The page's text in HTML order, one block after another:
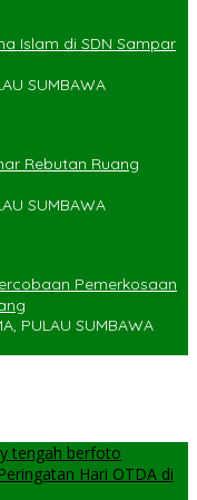
Islam di SDN Sampar
SUMBAWA
Rebutan Ruang
SUMBAWA
Pemerkosaan
PULAU SUMBAWA
tengah berfoto
Hari OTDA di